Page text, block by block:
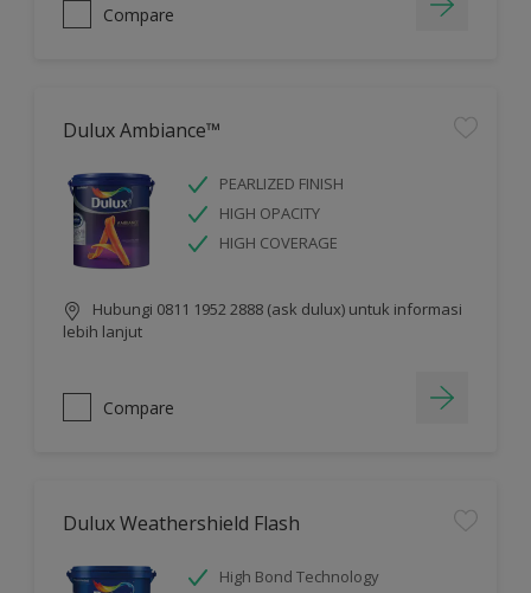
Compare
Dulux Ambiance™
PEARLIZED FINISH
HIGH OPACITY
HIGH COVERAGE
Hubungi 0811 1952 2888 (ask dulux) untuk informasi
lebih lanjut
Compare
Dulux Weathershield Flash
High Bond Technology